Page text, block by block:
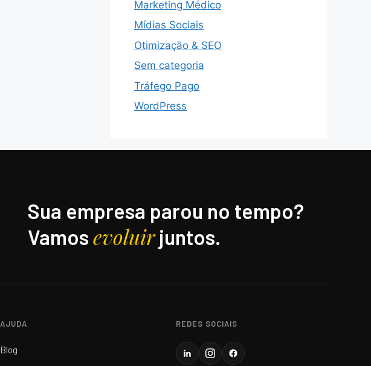
Marketing Médico
Mídias Sociais
Otimização & SEO
Sem categoria
Tráfego Pago
WordPress
Sua empresa parou no tempo?
Vamosevoluirjuntos.
AJUDA
Blog
REDES SOCIAIS